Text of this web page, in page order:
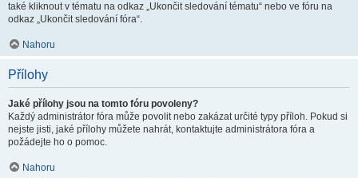
také kliknout v tématu na odkaz „Ukončit sledování tématu“ nebo ve fóru na
odkaz „Ukončit sledování fóra“.
Nahoru
Přílohy
Jaké přílohy jsou na tomto fóru povoleny?
Každý administrátor fóra může povolit nebo zakázat určité typy příloh. Pokud si
nejste jisti, jaké přílohy můžete nahrát, kontaktujte administrátora fóra a
požádejte ho o pomoc.
Nahoru